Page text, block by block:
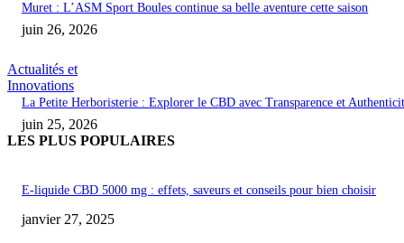
Muret : L’ASM Sport Boules continue sa belle aventure cette saison
juin 26, 2026
Actualités et
Innovations
La Petite Herboristerie : Explorer le CBD avec Transparence et
juin 25, 2026
LES PLUS POPULAIRES
E-liquide CBD 5000 mg : effets, saveurs et conseils pour bien choisir
janvier 27, 2025